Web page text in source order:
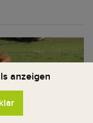
anzeigen